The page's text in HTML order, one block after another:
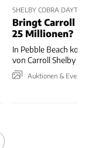
SHELBY COBRA
Bringt Carroll
25 Millionen?
In Pebble Beach
von Carroll Shelby
Auktionen & Events